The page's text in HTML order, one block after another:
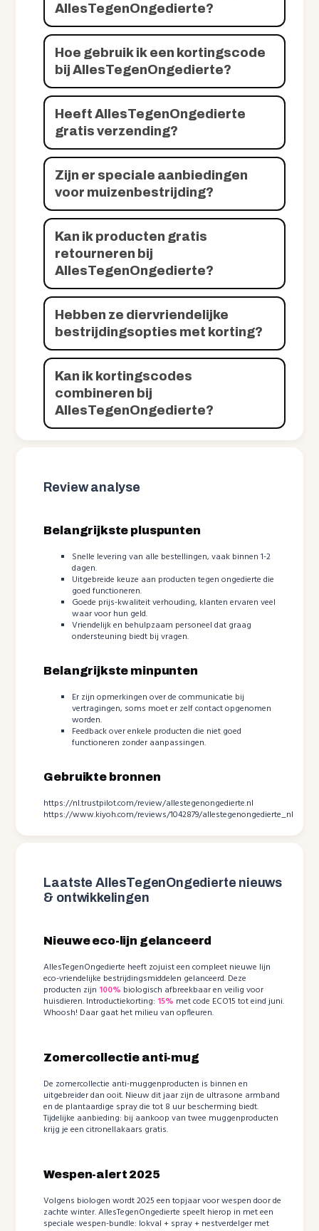
AllesTegenOngedierte?
Hoe gebruik ik een kortingscode
bij AllesTegenOngedierte?
Heeft AllesTegenOngedierte
gratis verzending?
Zijn er speciale aanbiedingen
voor muizenbestrijding?
Kan ik producten gratis
retourneren bij
AllesTegenOngedierte?
Hebben ze diervriendelijke
bestrijdingsopties met korting?
Kan ik kortingscodes
combineren bij
AllesTegenOngedierte?
Review analyse
Belangrijkste pluspunten
Snelle levering van alle bestellingen, vaak binnen 1-2
dagen.
Uitgebreide keuze aan producten tegen ongedierte die
goed functioneren.
Goede prijs-kwaliteit verhouding, klanten ervaren veel
waar voor hun geld.
Vriendelijk en behulpzaam personeel dat graag
ondersteuning biedt bij vragen.
Belangrijkste minpunten
Er zijn opmerkingen over de communicatie bij
vertragingen, soms moet er zelf contact opgenomen
worden.
Feedback over enkele producten die niet goed
functioneren zonder aanpassingen.
Gebruikte bronnen
https://nl.trustpilot.com/review/allestegenongedierte.nl
https://www.kiyoh.com/reviews/1042879/allestegenongedierte_nl
Laatste AllesTegenOngedierte nieuws
& ontwikkelingen
Nieuwe eco-lijn gelanceerd
AllesTegenOngedierte heeft zojuist een compleet nieuwe lijn
eco-vriendelijke bestrijdingsmiddelen gelanceerd. Deze
producten zijn 100% biologisch afbreekbaar en veilig voor
huisdieren. Introductiekorting: 15% met code ECO15 tot eind juni.
Whoosh! Daar gaat het milieu van opfleuren.
Zomercollectie anti-mug
De zomercollectie anti-muggenproducten is binnen en
uitgebreider dan ooit. Nieuw dit jaar zijn de ultrasone armband
en de plantaardige spray die tot 8 uur bescherming biedt.
Tijdelijke aanbieding: bij aankoop van twee muggenproducten
krijg je een citronellakaars gratis.
Wespen-alert 2025
Volgens biologen wordt 2025 een topjaar voor wespen door de
zachte winter. AllesTegenOngedierte speelt hierop in met een
speciale wespen-bundle: lokval + spray + nestverdelger met